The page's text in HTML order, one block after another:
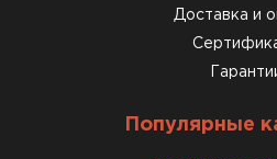
Доставка и
Популярные